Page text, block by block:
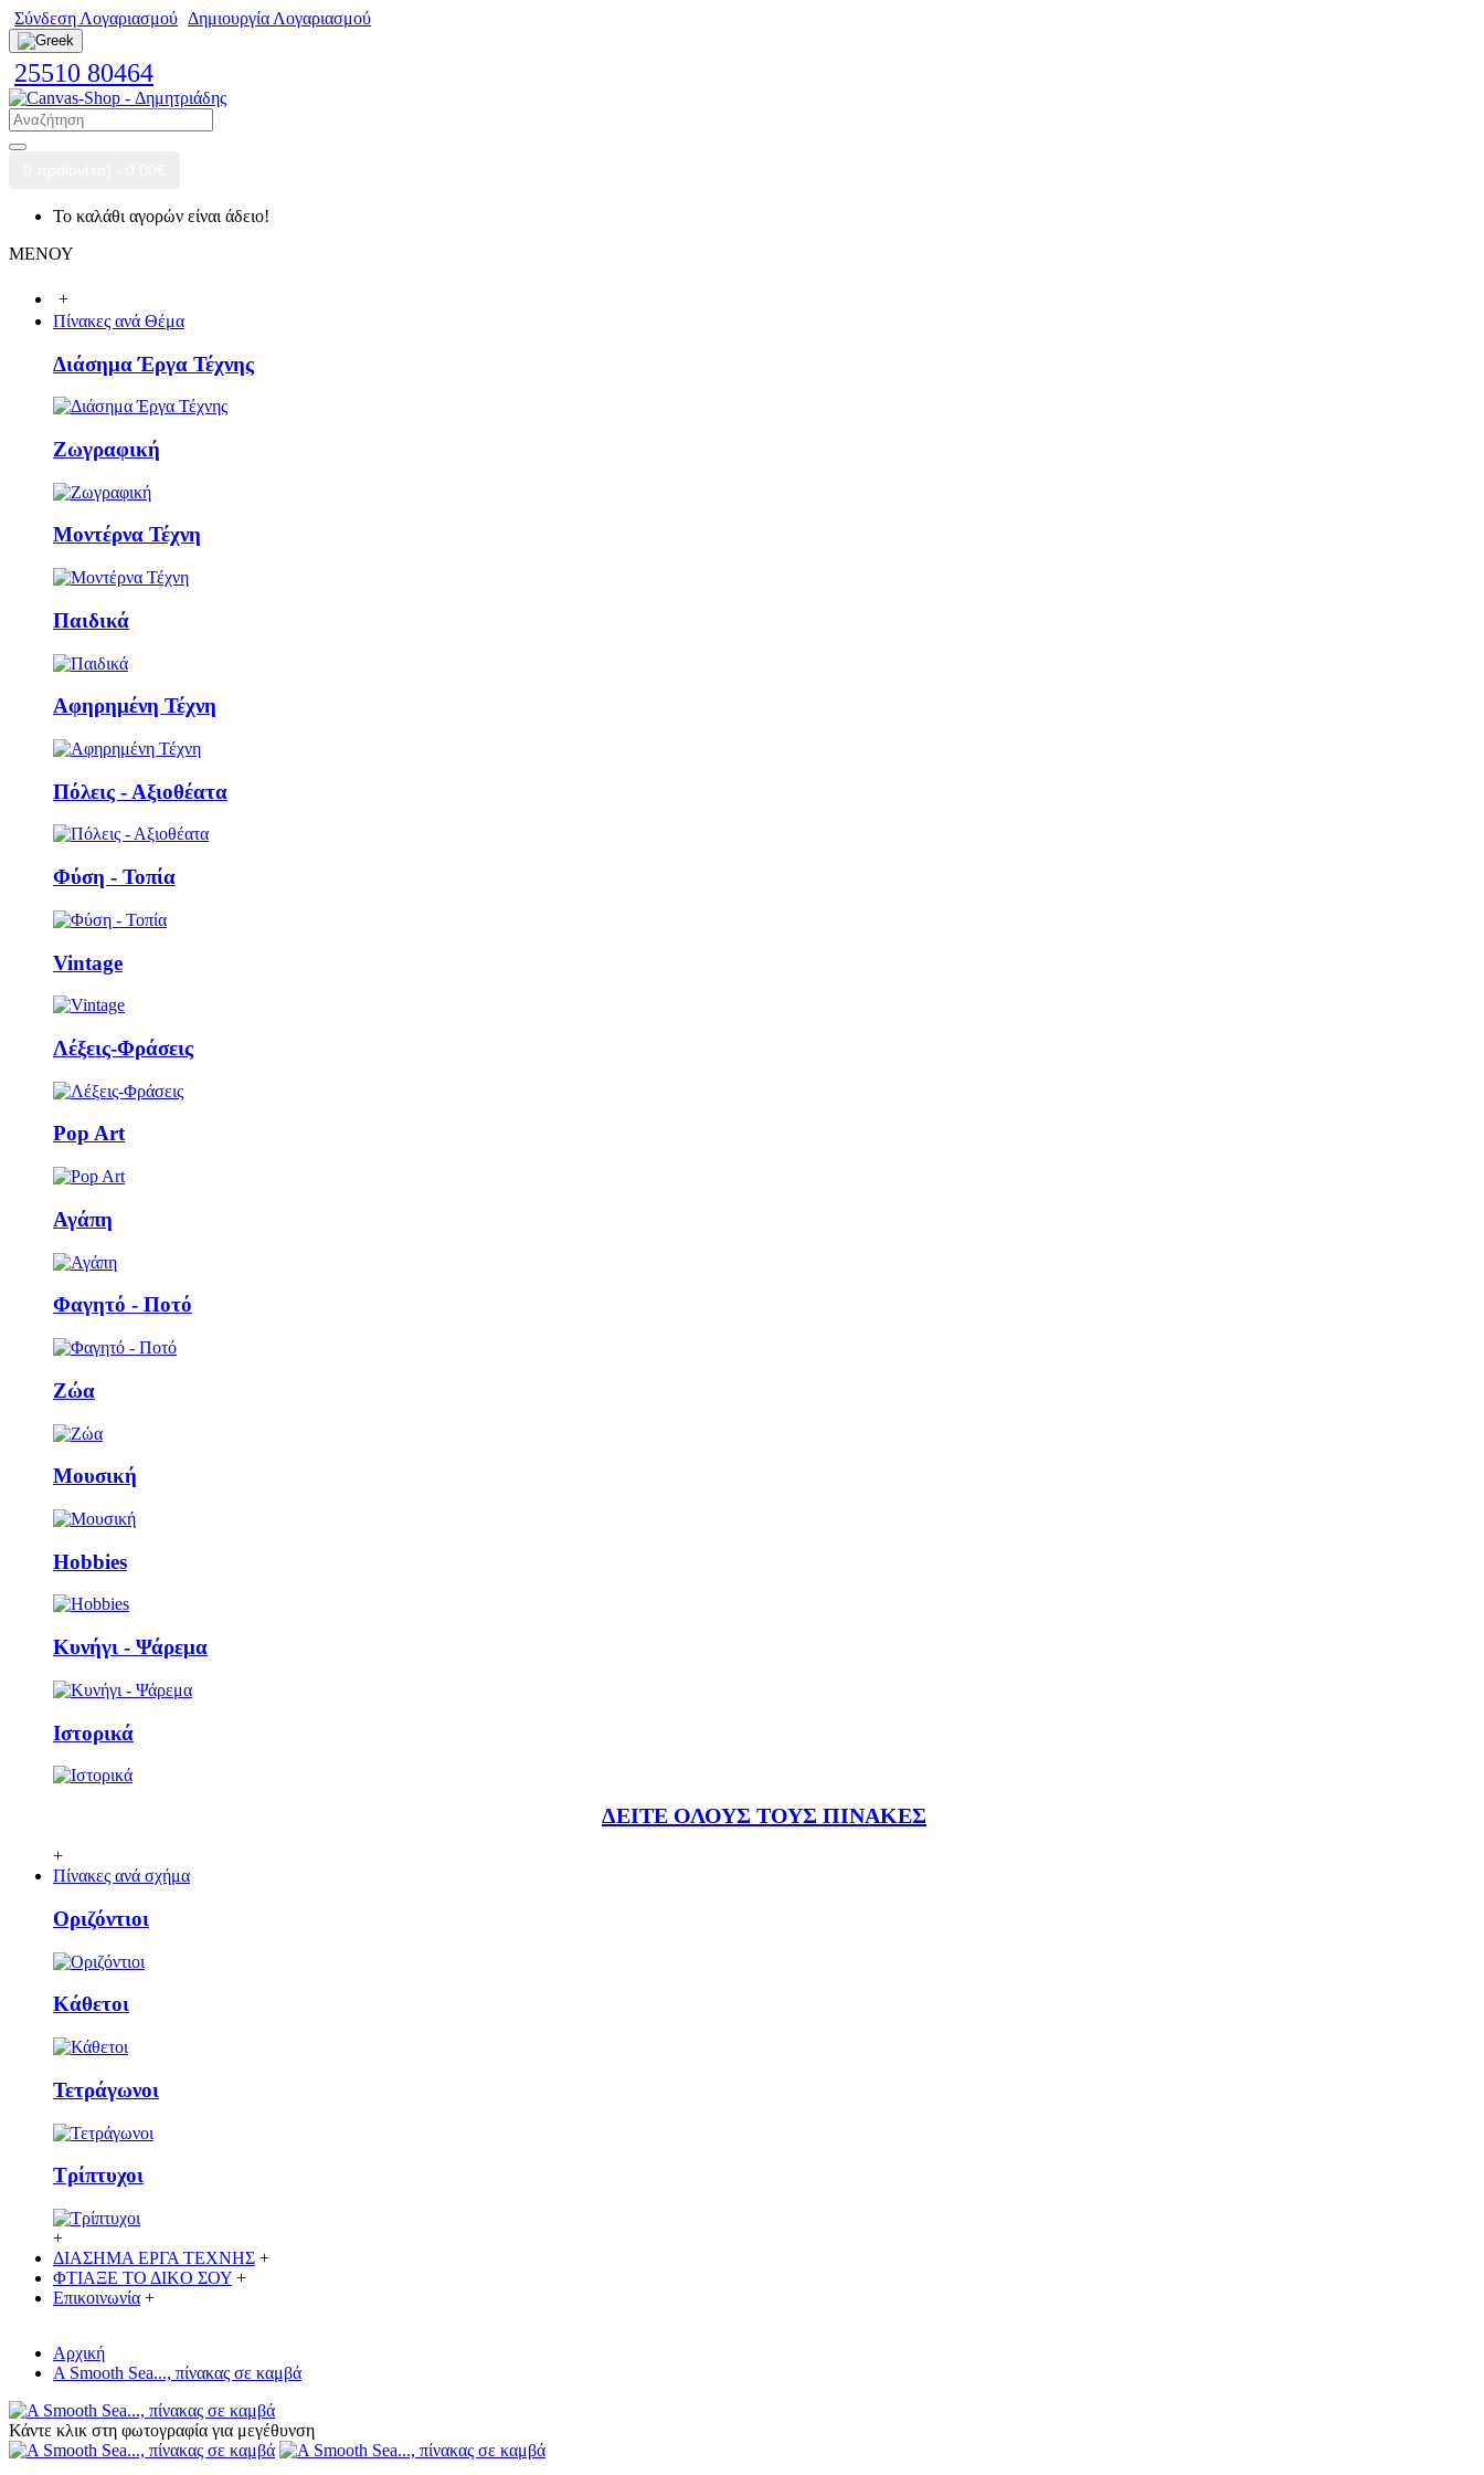
Σύνδεση Λογαριασμού Δημιουργία Λογαριασμού
25510 80464
Το καλάθι αγορών είναι άδειο!
ΜΕΝΟΥ
+
Πίνακες ανά Θέμα
Διάσημα Έργα Τέχνης
Ζωγραφική
Μοντέρνα Τέχνη
Παιδικά
Αφηρημένη Τέχνη
Πόλεις - Αξιοθέατα
Φύση - Τοπία
Vintage
Λέξεις-Φράσεις
Pop Art
Αγάπη
Φαγητό - Ποτό
Ζώα
Μουσική
Ηobbies
Κυνήγι - Ψάρεμα
Ιστορικά
ΔΕΙΤΕ ΟΛΟΥΣ ΤΟΥΣ ΠΙΝΑΚΕΣ
+
Πίνακες ανά σχήμα
Οριζόντιοι
Κάθετoι
Τετράγωνοι
Τρίπτυχοι
+
ΔΙΑΣΗΜΑ ΕΡΓΑ ΤΕΧΝΗΣ +
ΦΤΙΑΞΕ ΤΟ ΔΙΚO ΣΟΥ +
Επικοινωνία +
Αρχική
A Smooth Sea..., πίνακας σε καμβά
Κάντε κλικ στη φωτογραφία για μεγέθυνση